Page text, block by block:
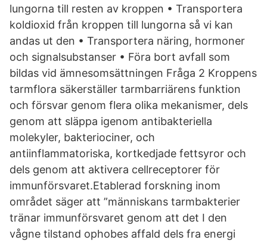
lungorna till resten av kroppen • Transportera
koldioxid från kroppen till lungorna så vi kan
andas ut den • Transportera näring, hormoner
och signalsubstanser • Föra bort avfall som
bildas vid ämnesomsättningen Fråga 2 Kroppens
tarmflora säkerställer tarmbarriärens funktion
och försvar genom flera olika mekanismer, dels
genom att släppa igenom antibakteriella
molekyler, bakteriociner, och
antiinflammatoriska, kortkedjade fettsyror och
dels genom att aktivera cellreceptorer för
immunförsvaret.Etablerad forskning inom
området säger att ”människans tarmbakterier
tränar immunförsvaret genom att det I den
vågne tilstand ophobes affald dels fra energi